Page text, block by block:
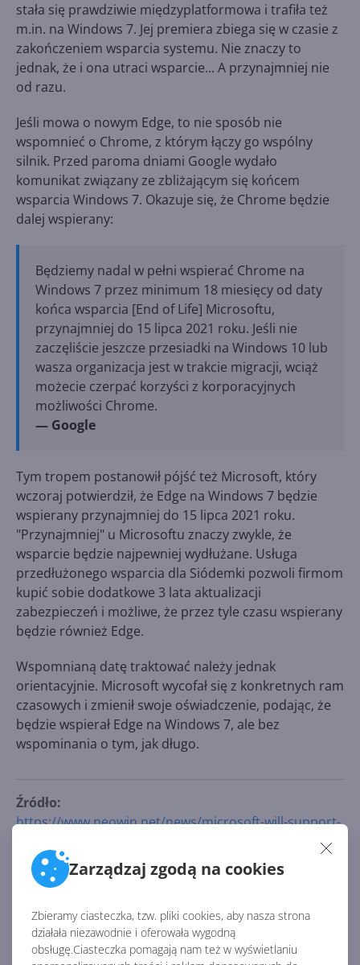
Zarządzaj zgodą na cookies
Zbieramy ciasteczka, tzw. pliki cookies, aby nasza strona
działała niezawodnie i oferowała wygodną
obsługę.Ciasteczka pomagają nam też w wyświetlaniu
stała się prawdziwie międzyplatformowa i trafiła też
m.in. na Windows 7. Jej premiera zbiega się w czasie z
zakończeniem wsparcia systemu. Nie znaczy to
jednak, że i ona utraci wsparcie... A przynajmniej nie
od razu.
Jeśli mowa o nowym Edge, to nie sposób nie
wspomnieć o Chrome, z którym łączy go wspólny
silnik. Przed paroma dniami Google wydało
komunikat związany ze zbliżającym się końcem
wsparcia Windows 7. Okazuje się, że Chrome będzie
dalej wspierany:
Będziemy nadal w pełni wspierać Chrome na
Windows 7 przez minimum 18 miesięcy od daty
końca wsparcia [End of Life] Microsoftu,
przynajmniej do 15 lipca 2021 roku. Jeśli nie
zaczęliście jeszcze przesiadki na Windows 10 lub
wasza organizacja jest w trakcie migracji, wciąż
możecie czerpać korzyści z korporacyjnych
możliwości Chrome.
— Google
Tym tropem postanowił pójść też Microsoft, który
wczoraj potwierdził, że Edge na Windows 7 będzie
wspierany przynajmniej do 15 lipca 2021 roku.
"Przynajmniej" u Microsoftu znaczy zwykle, że
wsparcie będzie najpewniej wydłużane. Usługa
przedłużonego wsparcia dla Siódemki pozwoli firmom
kupić sobie dodatkowe 3 lata aktualizacji
zabezpieczeń i możliwe, że przez tyle czasu wspierany
będzie również Edge.
Wspomnianą datę traktować należy jednak
orientacyjnie. Microsoft wycofał się z konkretnych ram
czasowych i zmienił swoje oświadczenie, podając, że
będzie wspierał Edge na Windows 7, ale bez
wspominania o tym, jak długo.
Źródło:
https://www.neowin.net/news/microsoft-will-support-
AKTUALNOŚCI Z KATEGORII EDGE
Edge bez inteligentnej historii.